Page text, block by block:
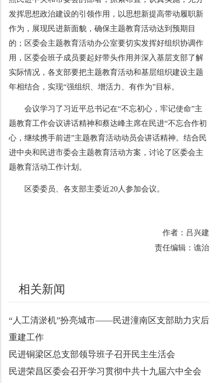
发挥思想政治建设的引领作用，以思想新提高带动履职新
作为，展现民进新面貌，确保主题教育活动达到预期目
的；区委会主题教育活动办公室要切实发挥好组织协调作
用，区委会班子成员要起好带头作用并深入基层支部了解
实际情况，各支部要把主题教育活动和基层组织建设主题
年相结合，实现“强组织、增活力、有作为”目标。
会议学习了习近平总书记在“不忘初心，牢记使命”主
题教育工作会议讲话精神和蔡达峰主席在民进“不忘合作初
心，继续携手前进”主题教育活动动员会讲话精神。结合民
进中央和民进市委会主题教育活动方案，讨论了区委会主
题教育活动工作计划。
区委委员、各支部主委近20人参加会议。
作者：吕兴建
责任编辑：谯治
相关新闻
“人工清淤机”扮亮城市——民进潼南区支部助力灾后
重建工作
民进铜梁区总支部领导班子召开民主生活会
民进荣昌区委会召开学习贯彻中共十九届六中全会